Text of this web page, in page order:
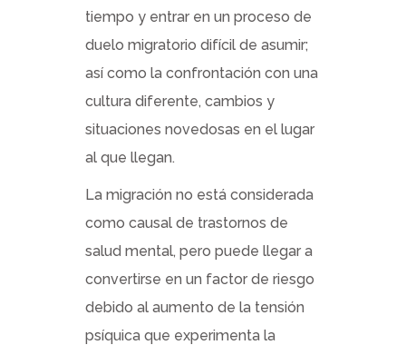
tiempo y entrar en un proceso de
duelo migratorio difícil de asumir;
así como la confrontación con una
cultura diferente, cambios y
situaciones novedosas en el lugar
al que llegan.
La migración no está considerada
como causal de trastornos de
salud mental, pero puede llegar a
convertirse en un factor de riesgo
debido al aumento de la tensión
psíquica que experimenta la